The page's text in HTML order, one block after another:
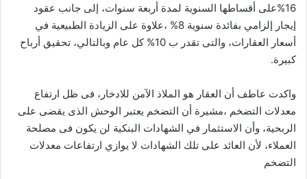
16%على أقساطها السنوية لمدة أربعة سنوات، إلى جانب عقود
إيجار إلزامي بفائدة سنوية 8% ،علاوة على الزيادة الطبيعية في
أسعار العقارات، والتى تقدر ب 10% كل عام وبالتالي، تحقيق أرباح
كبيرة.
واكدت عاطف أن العقار هو الملاذ الآمن للادخار، فى ظل ارتفاع
معدلات التضخم ،مشيرة أن التضخم يعتبر الوحش الذى يقضى على
الربحية، وأن الاستثمار في الشهادات البنكية لن يكون فى مصلحة
العملاء، لأن العائد على تلك الشهادات لا يوازي ارتفاعات معدلات
التضخم